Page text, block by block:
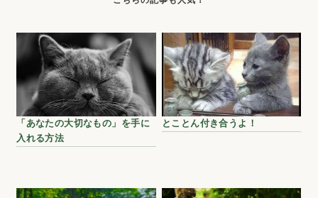
「あなたの大切なもの」を手に
入れる方法
とことん付き合うよ！